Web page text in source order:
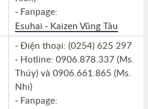
- Fanpage:
Esuhai - Kaizen Vũng Tàu
- Điện thoại: (0254) 625 297
- Hotline: 0906.878.337 (Ms.
Thúy) và 0906.661.865 (Ms.
Nhi)
- Fanpage: